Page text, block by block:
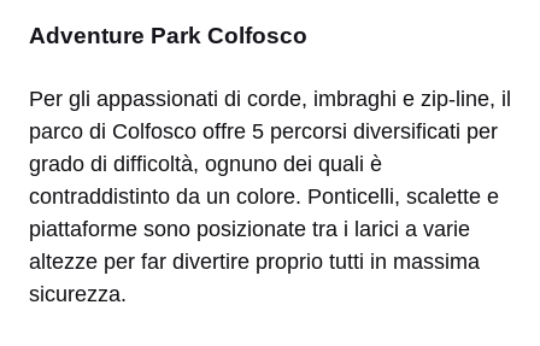
Adventure Park Colfosco
Per gli appassionati di corde, imbraghi e zip-line, il
parco di Colfosco offre 5 percorsi diversificati per
grado di difficoltà, ognuno dei quali è
contraddistinto da un colore. Ponticelli, scalette e
piattaforme sono posizionate tra i larici a varie
altezze per far divertire proprio tutti in massima
sicurezza.